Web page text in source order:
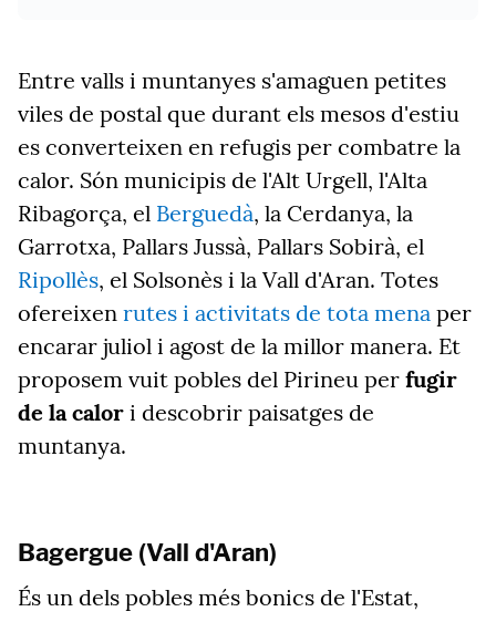
Entre valls i muntanyes s'amaguen petites
viles de postal que durant els mesos d'estiu
es converteixen en refugis per combatre la
calor. Són municipis de l'Alt Urgell, l'Alta
Ribagorça, el Berguedà, la Cerdanya, la
Garrotxa, Pallars Jussà, Pallars Sobirà, el
Ripollès, el Solsonès i la Vall d'Aran. Totes
ofereixen rutes i activitats de tota mena per
encarar juliol i agost de la millor manera. Et
proposem vuit pobles del Pirineu per fugir
de la calor i descobrir paisatges de
muntanya.
Bagergue (Vall d'Aran)
És un dels pobles més bonics de l'Estat,